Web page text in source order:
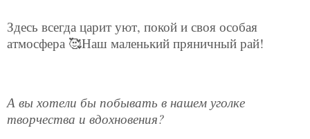
Здесь всегда царит уют, покой и своя особая
атмосфера 🥰Наш маленький пряничный рай!
А вы хотели бы побывать в нашем уголке
творчества и вдохновения?